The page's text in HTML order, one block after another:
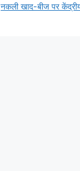
नकली खाद-बीज पर